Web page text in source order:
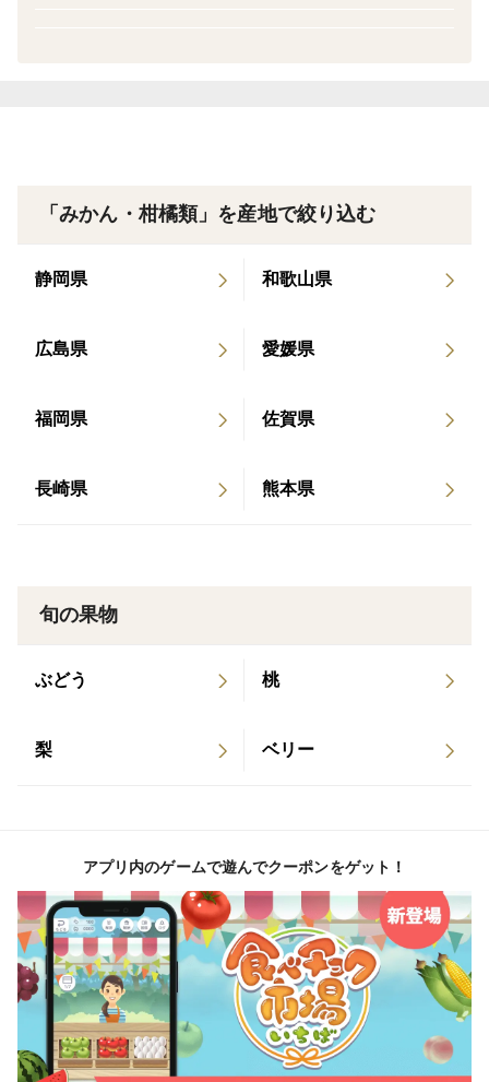
「みかん・柑橘類」を産地で絞り込む
静岡県 和歌山県
広島県 愛媛県
福岡県 佐賀県
長崎県 熊本県
旬の果物
ぶどう 桃
梨 ベリー
アプリ内のゲームで遊んでクーポンをゲット！